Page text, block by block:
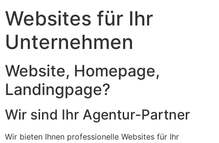
Websites für Ihr
Unternehmen
Website, Homepage,
Landingpage?
Wir sind Ihr Agentur-Partner
Wir bieten Ihnen professionelle Websites für Ihr